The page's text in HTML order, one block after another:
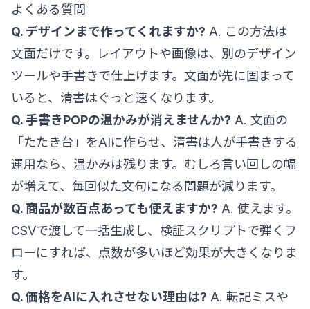
よくある質問
Q. デザインまで作ってくれますか? A. この方法は
文面だけです。レイアウトや画像は、別のデザイン
ツールや手書きで仕上げます。文面が先に固まって
いると、清書はぐっと速くなります。
Q. 手書きPOPの温かみが消えませんか? A. 文面の
「たたき台」をAIに作らせ、清書は人が手書きする
運用なら、温かみは残ります。むしろ言い回しの幅
が増えて、毎回似た文句になる問題が減ります。
Q. 商品が数百点あっても使えますか? A. 使えます。
CSVで渡して一括生成し、検証スクリプトで弾くフ
ローにすれば、点数が多いほど効果が大きくなりま
す。
Q. 価格をAIに入れさせない理由は? A. 転記ミスや